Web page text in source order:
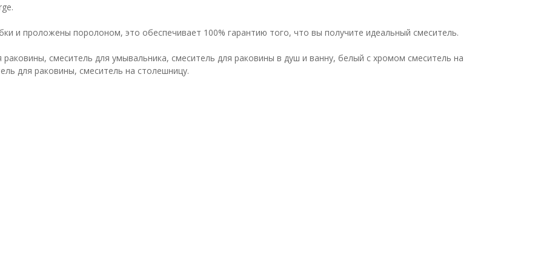
и проложены поролоном, это обеспечивает 100% гарантию того, что вы получите идеальный смеситель.
смеситель для умывальника, смеситель для раковины в душ и ванну, белый с хромом смеситель на
для раковины, смеситель на столешницу.